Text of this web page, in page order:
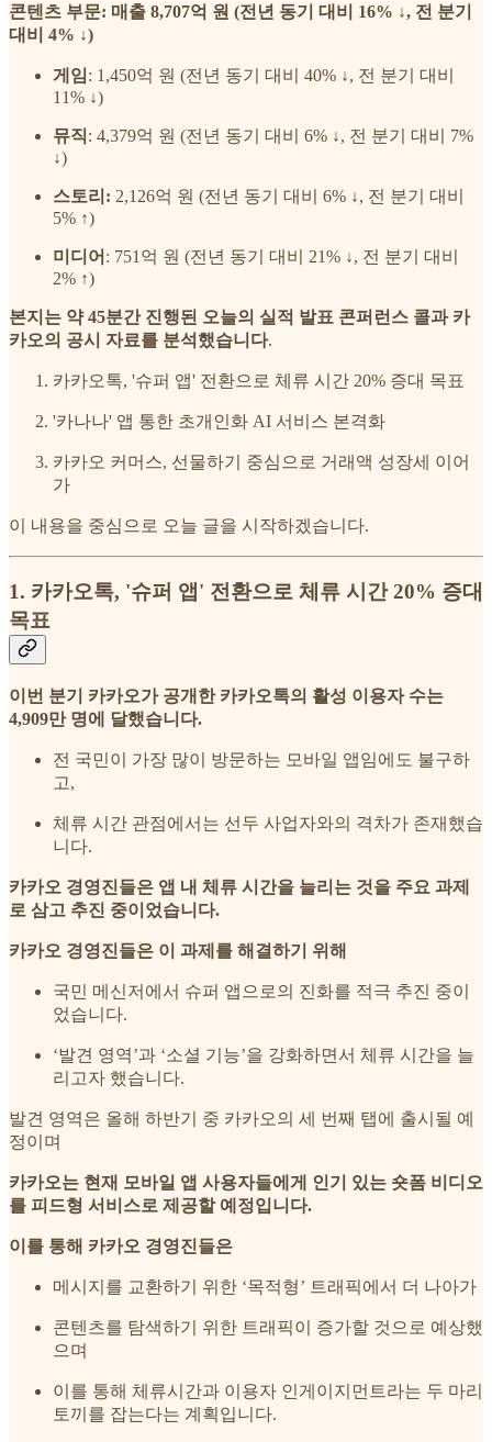
콘텐츠 부문: 매출 8,707억 원 (전년 동기 대비 16% ↓, 전 분기
대비 4% ↓)
게임 : 1,450억 원 (전년 동기 대비 40% ↓, 전 분기 대비
11% ↓)
뮤직: 4,379억 원 (전년 동기 대비 6% ↓, 전 분기 대비 7%
↓)
스토리: 2,126억 원 (전년 동기 대비 6% ↓, 전 분기 대비
5% ↑)
미디어 : 751억 원 (전년 동기 대비 21% ↓, 전 분기 대비
2% ↑)
본지는 약 45분간 진행된 오늘의 실적 발표 콘퍼런스 콜과 카
카오의 공시 자료를 분석했습니다.
카카오톡, '슈퍼 앱' 전환으로 체류 시간 20% 증대 목표
'카나나' 앱 통한 초개인화 AI 서비스 본격화
카카오 커머스, 선물하기 중심으로 거래액 성장세 이어
가
이 내용을 중심으로 오늘 글을 시작하겠습니다.
1. 카카오톡, '슈퍼 앱' 전환으로 체류 시간 20% 증대
목표
이번 분기 카카오가 공개한 카카오톡의 활성 이용자 수는
4,909만 명에 달했습니다.
전 국민이 가장 많이 방문하는 모바일 앱임에도 불구하
고,
체류 시간 관점에서는 선두 사업자와의 격차가 존재했습
니다.
카카오 경영진들은 앱 내 체류 시간을 늘리는 것을 주요 과제
로 삼고 추진 중이었습니다.
카카오 경영진들은 이 과제를 해결하기 위해
국민 메신저에서 슈퍼 앱으로의 진화를 적극 추진 중이
었습니다.
‘발견 영역’과 ‘소셜 기능’을 강화하면서 체류 시간을 늘
리고자 했습니다.
발견 영역은 올해 하반기 중 카카오의 세 번째 탭에 출시될 예
정이며
카카오는 현재 모바일 앱 사용자들에게 인기 있는 숏폼 비디오
를 피드형 서비스로 제공할 예정입니다.
이를 통해 카카오 경영진들은
메시지를 교환하기 위한 ‘목적형’ 트래픽에서 더 나아가
콘텐츠를 탐색하기 위한 트래픽이 증가할 것으로 예상했
으며
이를 통해 체류시간과 이용자 인게이지먼트라는 두 마리
토끼를 잡는다는 계획입니다.